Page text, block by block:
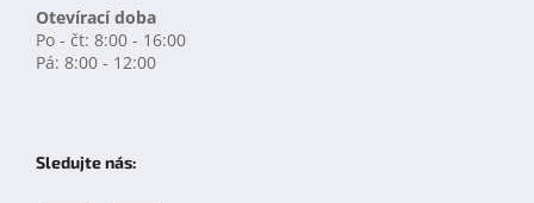
Otevírací doba
Po - čt: 8:00 - 16:00
Pá: 8:00 - 12:00
Sledujte nás: